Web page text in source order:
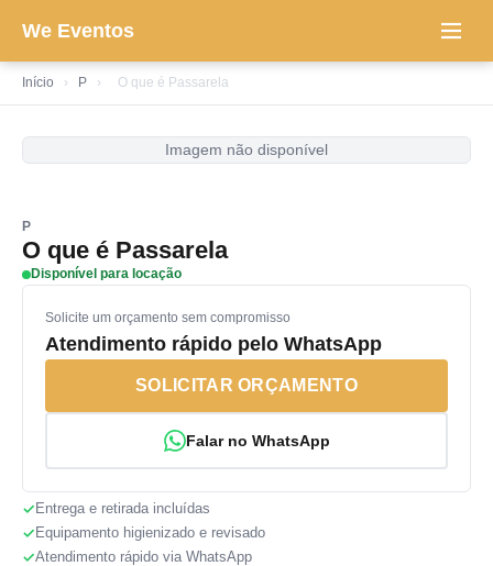
We Eventos
Início › P › O que é Passarela
Imagem não disponível
P
O que é Passarela
Disponível para locação
Solicite um orçamento sem compromisso
Atendimento rápido pelo WhatsApp
SOLICITAR ORÇAMENTO
Falar no WhatsApp
Entrega e retirada incluídas
Equipamento higienizado e revisado
Atendimento rápido via WhatsApp